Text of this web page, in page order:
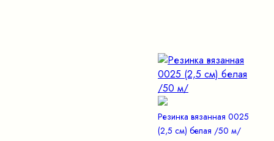
Резинка вязанная 0025
(2,5 см) белая /50 м/